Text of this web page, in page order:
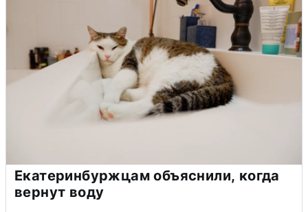
Екатеринбуржцам объяснили, когда
вернут воду